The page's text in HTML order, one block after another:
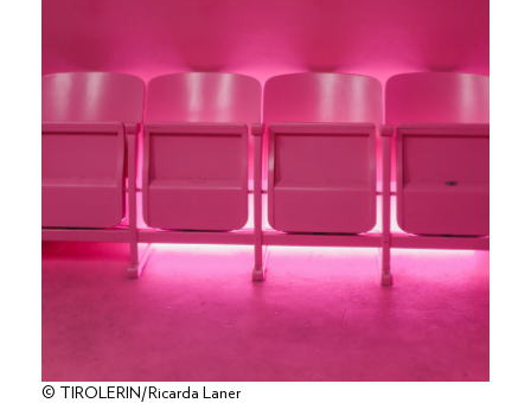
© TIROLERIN/Ricarda Laner